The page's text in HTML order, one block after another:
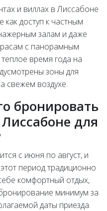
и виллах в Лиссабоне
как доступ к частным
залам и даже
с панорамным
время года на
зоны для
свежем воздухе.
бронировать
для
с июня по август, и
период традиционно
комфортный отдых,
минимум за
даты приезда.